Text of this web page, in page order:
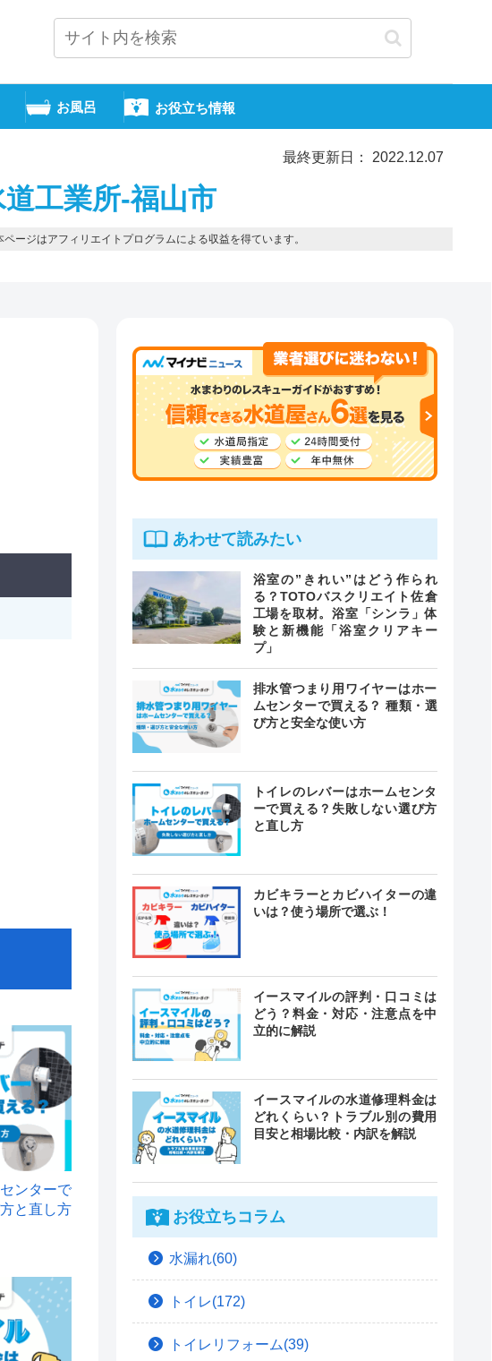
お風呂 お役立ち情報
最終更新日： 2022.12.07
道工業所-福山市
ージはアフィリエイトプログラムによる収益を得ています。
ンターで
と直し方
あわせて読みたい
浴室の”きれい”はどう作られ
る？TOTOバスクリエイト佐倉
工場を取材。浴室「シンラ」体
験と新機能「浴室クリアキー
プ」
排水管つまり用ワイヤーはホー
ムセンターで買える？ 種類・選
び方と安全な使い方
トイレのレバーはホームセンタ
ーで買える？失敗しない選び方
と直し方
カビキラーとカビハイターの違
いは？使う場所で選ぶ！
イースマイルの評判・口コミは
どう？料金・対応・注意点を中
立的に解説
イースマイルの水道修理料金は
どれくらい？トラブル別の費用
目安と相場比較・内訳を解説
お役立ちコラム
水漏れ(60)
トイレ(172)
トイレリフォーム(39)